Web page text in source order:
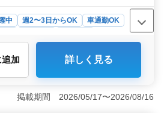
中 週2〜3日からOK
車通勤OK
介護福祉士・介護スタッフ
の環境＞ 50代、60代が活躍中
視する職場です。シニア世代の
が整っており、長く安定して勤務
追加 詳しく見る
掲載期間 2026/05/17〜2026/08/16